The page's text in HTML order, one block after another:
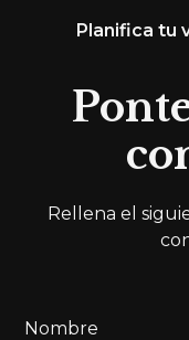
Planifica tu
Rellena el
Nombre